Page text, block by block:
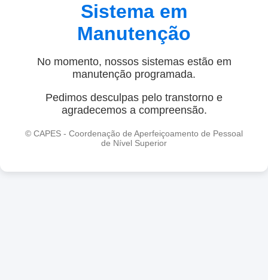
Sistema em
Manutenção
No momento, nossos sistemas estão em
manutenção programada.
Pedimos desculpas pelo transtorno e
agradecemos a compreensão.
© CAPES - Coordenação de Aperfeiçoamento de Pessoal
de Nível Superior